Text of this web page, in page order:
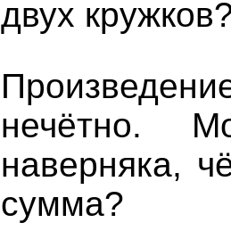
двух
нечётно.
наверняка,
сумма?